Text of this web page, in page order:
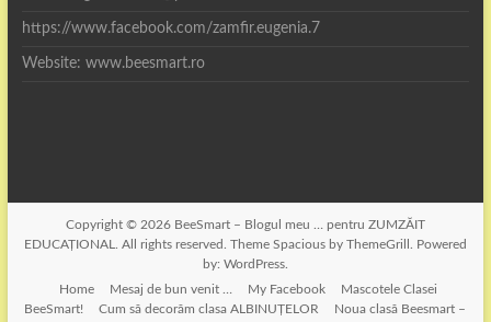
https://www.facebook.com/zamfir.eugenia.7
Website: www.beesmart.ro
Copyright © 2026 BeeSmart – Blogul meu … pentru ZUMZĂIT
EDUCAȚIONAL
. All rights reserved. Theme Spaciousby ThemeGrill. Powered
by: WordPress.
Home
Mesaj de bun venit … My Facebook
Mascotele Clasei
BeeSmart!
Cum să decorăm clasa ALBINUȚELOR Noua clasă Beesmart –